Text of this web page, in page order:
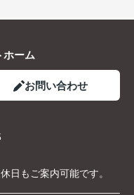
ホーム
お問い合わせ
もご案内可能です。